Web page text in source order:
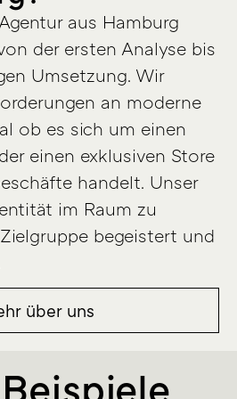
aus Hamburg
der ersten Analyse bis
Umsetzung. Wir
an moderne
ob es sich um einen
einen exklusiven Store
handelt. Unser
im Raum zu
begeistert und
über uns